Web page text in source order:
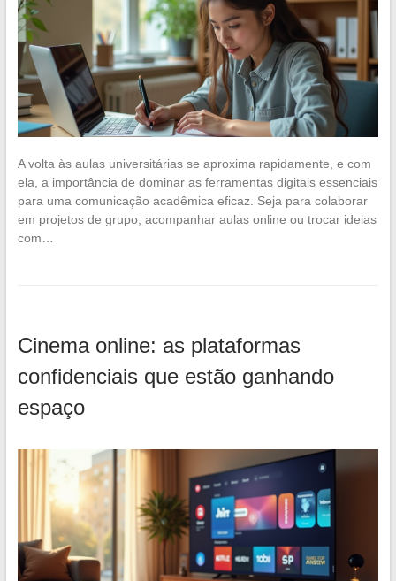
A volta às aulas universitárias se aproxima rapidamente, e com
ela, a importância de dominar as ferramentas digitais essenciais
para uma comunicação acadêmica eficaz. Seja para colaborar
em projetos de grupo, acompanhar aulas online ou trocar ideias
com…
Cinema online: as plataformas
confidenciais que estão ganhando
espaço